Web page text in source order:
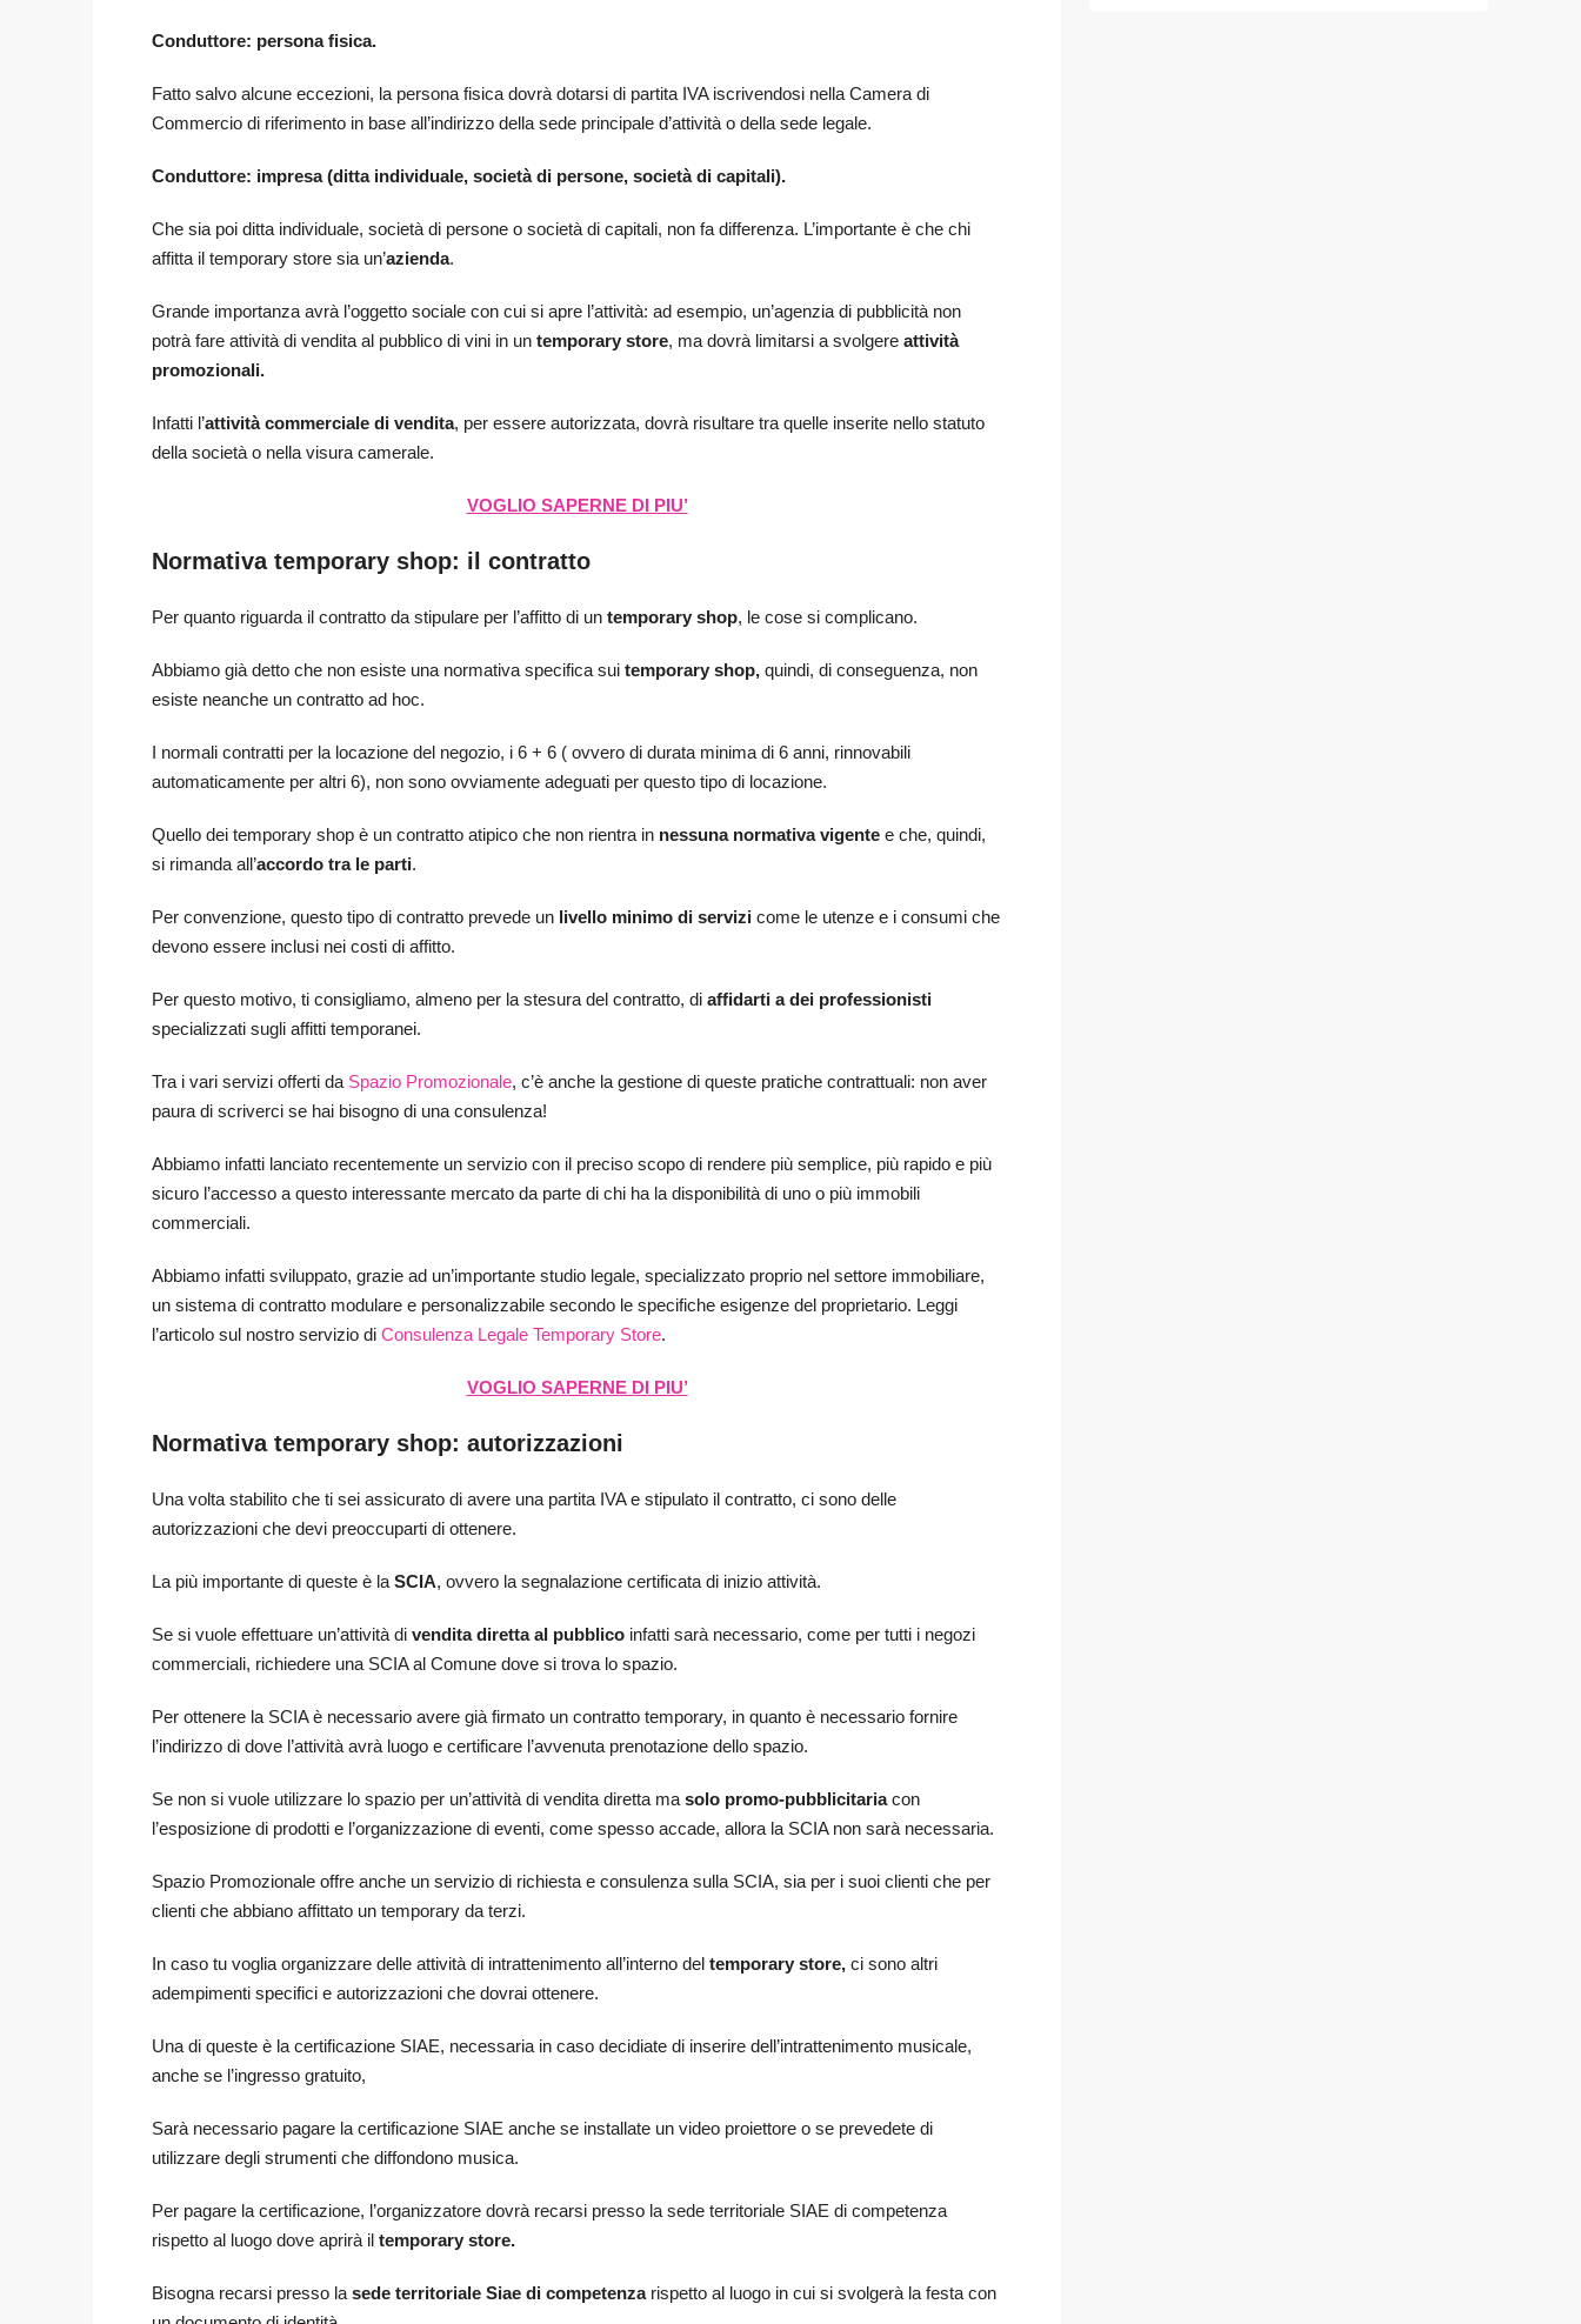
Conduttore: persona fisica.
Fatto salvo alcune eccezioni, la persona fisica dovrà dotarsi di partita IVA iscrivendosi nella Camera di
Commercio di riferimento in base all’indirizzo della sede principale d’attività o della sede legale.
Conduttore: impresa (ditta individuale, società di persone, società di capitali).
Che sia poi ditta individuale, società di persone o società di capitali, non fa differenza. L’importante è che chi
affitta il temporary store sia un’azienda.
Grande importanza avrà l’oggetto sociale con cui si apre l’attività: ad esempio, un’agenzia di pubblicità non
potrà fare attività di vendita al pubblico di vini in un temporary store, ma dovrà limitarsi a svolgere attività
promozionali.
Infatti l’attività commerciale di vendita, per essere autorizzata, dovrà risultare tra quelle inserite nello statuto
della società o nella visura camerale.
VOGLIO SAPERNE DI PIU’
Normativa temporary shop: il contratto
Per quanto riguarda il contratto da stipulare per l’affitto di un temporary shop, le cose si complicano.
Abbiamo già detto che non esiste una normativa specifica sui temporary shop, quindi, di conseguenza, non
esiste neanche un contratto ad hoc.
I normali contratti per la locazione del negozio, i 6 + 6 ( ovvero di durata minima di 6 anni, rinnovabili
automaticamente per altri 6), non sono ovviamente adeguati per questo tipo di locazione.
Quello dei temporary shop è un contratto atipico che non rientra in nessuna normativa vigente e che, quindi,
si rimanda all’accordo tra le parti.
Per convenzione, questo tipo di contratto prevede un livello minimo di servizi come le utenze e i consumi che
devono essere inclusi nei costi di affitto.
Per questo motivo, ti consigliamo, almeno per la stesura del contratto, di affidarti a dei professionisti
specializzati sugli affitti temporanei.
Tra i vari servizi offerti da Spazio Promozionale, c’è anche la gestione di queste pratiche contrattuali: non aver
paura di scriverci se hai bisogno di una consulenza!
Abbiamo infatti lanciato recentemente un servizio con il preciso scopo di rendere più semplice, più rapido e più
sicuro l’accesso a questo interessante mercato da parte di chi ha la disponibilità di uno o più immobili
commerciali.
Abbiamo infatti sviluppato, grazie ad un’importante studio legale, specializzato proprio nel settore immobiliare,
un sistema di contratto modulare e personalizzabile secondo le specifiche esigenze del proprietario. Leggi
l’articolo sul nostro servizio di Consulenza Legale Temporary Store.
VOGLIO SAPERNE DI PIU’
Normativa temporary shop: autorizzazioni
Una volta stabilito che ti sei assicurato di avere una partita IVA e stipulato il contratto, ci sono delle
autorizzazioni che devi preoccuparti di ottenere.
La più importante di queste è la SCIA, ovvero la segnalazione certificata di inizio attività.
Se si vuole effettuare un’attività di vendita diretta al pubblico infatti sarà necessario, come per tutti i negozi
commerciali, richiedere una SCIA al Comune dove si trova lo spazio.
Per ottenere la SCIA è necessario avere già firmato un contratto temporary, in quanto è necessario fornire
l’indirizzo di dove l’attività avrà luogo e certificare l’avvenuta prenotazione dello spazio.
Se non si vuole utilizzare lo spazio per un’attività di vendita diretta ma solo promo-pubblicitariacon
l’esposizione di prodotti e l’organizzazione di eventi, come spesso accade, allora la SCIA non sarà necessaria.
Spazio Promozionale offre anche un servizio di richiesta e consulenza sulla SCIA, sia per i suoi clienti che per
clienti che abbiano affittato un temporary da terzi.
In caso tu voglia organizzare delle attività di intrattenimento all’interno del temporary store, ci sono altri
adempimenti specifici e autorizzazioni che dovrai ottenere.
Una di queste è la certificazione SIAE, necessaria in caso decidiate di inserire dell’intrattenimento musicale,
anche se l’ingresso gratuito,
Sarà necessario pagare la certificazione SIAE anche se installate un video proiettore o se prevedete di
utilizzare degli strumenti che diffondono musica.
Per pagare la certificazione, l’organizzatore dovrà recarsi presso la sede territoriale SIAE di competenza
rispetto al luogo dove aprirà il temporary store.
Bisogna recarsi presso la sede territoriale Siae di competenza rispetto al luogo in cui si svolgerà la festa con